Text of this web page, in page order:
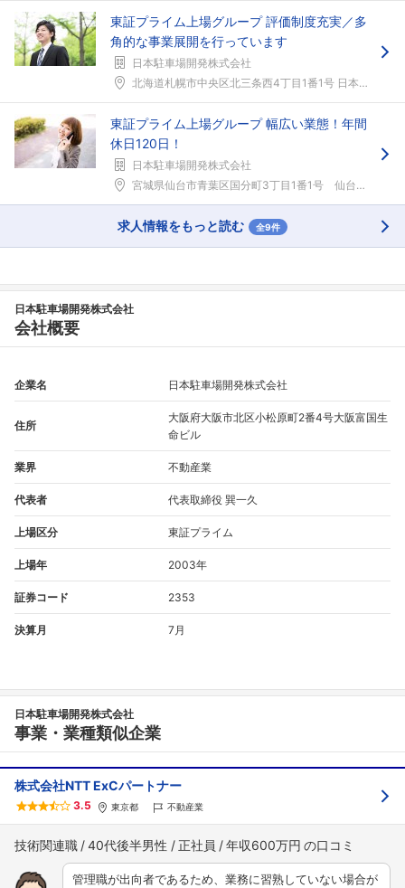
こちらの企業もフォローしませんか？
東証プライム上場グループ 評価制度充実／多
角的な事業展開を行っています
日本駐車場開発株式会社
北海道札幌市中央区北三条西4丁目1番1号 日本生命...
東証プライム上場グループ 幅広い業態！年間
休日120日！
日本駐車場開発株式会社
宮城県仙台市青葉区国分町3丁目1番1号 仙台第一生...
求人情報をもっと読む 全9件
日本駐車場開発株式会社
会社概要
企業名 日本駐車場開発株式会社
住所
大阪府大阪市北区小松原町2番4号大阪富国生
命ビル
業界 不動産業
代表者 代表取締役 巽一久
上場区分 東証プライム
上場年 2003年
証券コード 2353
決算月 7月
日本駐車場開発株式会社
事業・業種類似企業
株式会社NTT ExCパートナー
3.5 東京都 不動産業
技術関連職 40代後半男性 正社員 年収600万円
管理職が出向者であるため、業務に習熟していない場合が